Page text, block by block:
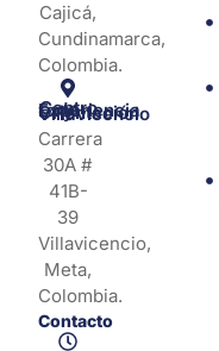
Cajicá,
Cundinamarca,
Colombia.
Centro de Experiencia y Orientación Villavicencio
Carrera
30A #
41B-
39
Villavicencio,
Meta,
Colombia.
Contacto